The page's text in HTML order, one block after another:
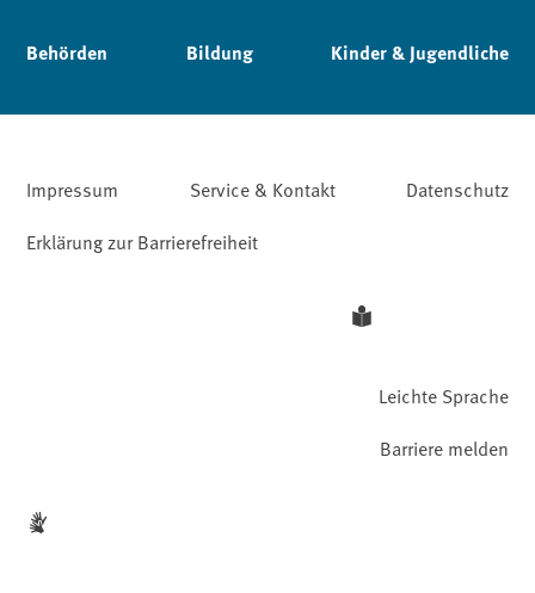
Behörden Bildung Kinder & Jugendliche
Impressum Service & Kontakt
Datenschutz
Erklärung zur Barrierefreiheit
Leichte Sprache
Barriere melden